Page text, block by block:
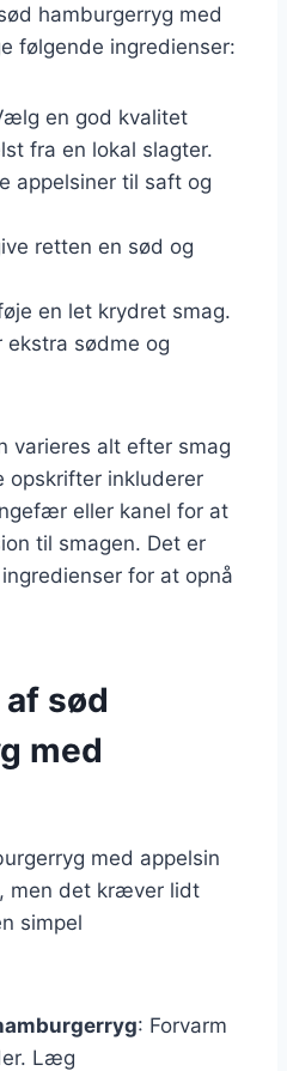
hamburgerryg med
følgende ingredienser:
en god kvalitet
fra en lokal slagter.
appelsiner til saft og
retten en sød og
en let krydret smag.
ekstra sødme og
varieres alt efter smag
opskrifter inkluderer
eller kanel for at
til smagen. Det er
for at opnå
sød
med
med appelsin
men det kræver lidt
simpel
: Forvarm
Læg